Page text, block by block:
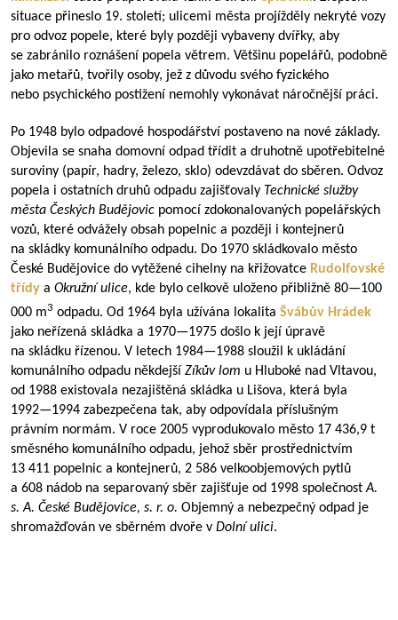
situace přineslo 19. století; ulicemi města projížděly nekryté vozy
pro odvoz popele, které byly později vybaveny dvířky, aby
se zabránilo roznášení popela větrem. Většinu popelářů, podobně
jako metařů, tvořily osoby, jež z důvodu svého fyzického
nebo psychického postižení nemohly vykonávat náročnější práci.
Po 1948 bylo odpadové hospodářství postaveno na nové základy.
Objevila se snaha domovní odpad třídit a druhotně upotřebitelné
suroviny (papír, hadry, železo, sklo) odevzdávat do sběren. Odvoz
popela i ostatních druhů odpadu zajišťovaly Technické služby
města Českých Budějovic pomocí zdokonalovaných popelářských
vozů, které odvážely obsah popelnic a později i kontejnerů
na skládky komunálního odpadu. Do 1970 skládkovalo město
České Budějovice do vytěžené cihelny na křižovatce Rudolfovské
třídy a Okružní ulice, kde bylo celkově uloženo přibližně 80—100
000 m3 odpadu. Od 1964 byla užívána lokalita Švábův Hrádek
jako neřízená skládka a 1970—1975 došlo k její úpravě
na skládku řízenou. V letech 1984—1988 sloužil k ukládání
komunálního odpadu někdejší Zíkův lom u Hluboké nad Vltavou,
od 1988 existovala nezajištěná skládka u Lišova, která byla
1992—1994 zabezpečena tak, aby odpovídala příslušným
právním normám. V roce 2005 vyprodukovalo město 17 436,9 t
směsného komunálního odpadu, jehož sběr prostřednictvím
13 411 popelnic a kontejnerů, 2 586 velkoobjemových pytlů
a 608 nádob na separovaný sběr zajišťuje od 1998 společnostA.
s. A. České Budějovice, s. r. o. Objemný a nebezpečný odpad je
shromažďován ve sběrném dvoře v Dolní ulici.